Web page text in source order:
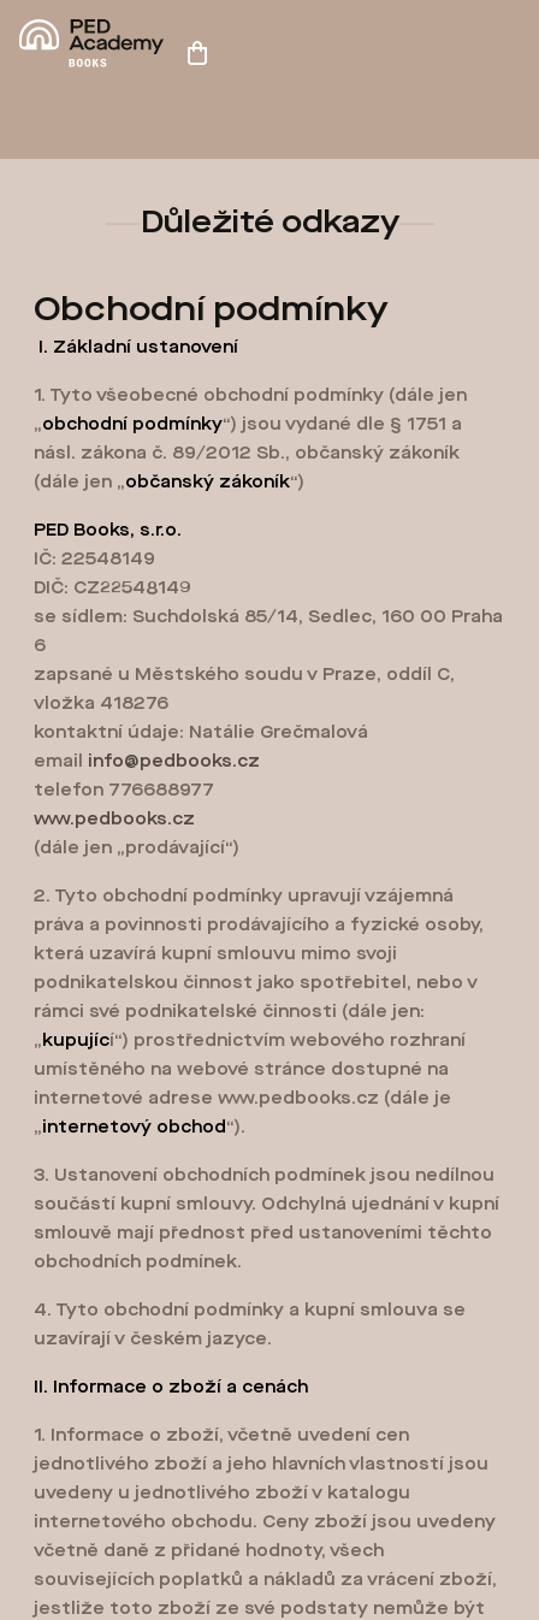
na
Nákupní
Důležité odkazy
V
s
á
n
k
ů
Obchodní podmínky
I. Základní ustanovení
1. Tyto všeobecné obchodní podmínky (dále jen
„obchodní podmínky“) jsou vydané dle § 1751 a
násl. zákona č. 89/2012 Sb., občanský zákoník
(dále jen „občanský zákoník“)
PED Books, s.r.o.
IČ: 22548149
DIČ: CZ22548149
se sídlem: Suchdolská 85/14, Sedlec, 160 00 Praha
6
zapsané u Městského soudu v Praze, oddíl C,
vložka 418276
kontaktní údaje: Natálie Grečmalová
email info@pedbooks.cz
telefon 776688977
www.pedbooks.cz
(dále jen „prodávající“)
2. Tyto obchodní podmínky upravují vzájemná
práva a povinnosti prodávajícího a fyzické osoby,
která uzavírá kupní smlouvu mimo svoji
podnikatelskou činnost jako spotřebitel, nebo v
rámci své podnikatelské činnosti (dále jen:
„kupující“) prostřednictvím webového rozhraní
umístěného na webové stránce dostupné na
internetové adrese www.pedbooks.cz (dále je
„internetový obchod“).
3. Ustanovení obchodních podmínek jsou nedílnou
součástí kupní smlouvy. Odchylná ujednání v kupní
smlouvě mají přednost před ustanoveními těchto
obchodních podmínek.
4. Tyto obchodní podmínky a kupní smlouva se
uzavírají v českém jazyce.
II. Informace o zboží a cenách
1. Informace o zboží, včetně uvedení cen
jednotlivého zboží a jeho hlavních vlastností jsou
uvedeny u jednotlivého zboží v katalogu
internetového obchodu. Ceny zboží jsou uvedeny
včetně daně z přidané hodnoty, všech
souvisejících poplatků a nákladů za vrácení zboží,
jestliže toto zboží ze své podstaty nemůže být